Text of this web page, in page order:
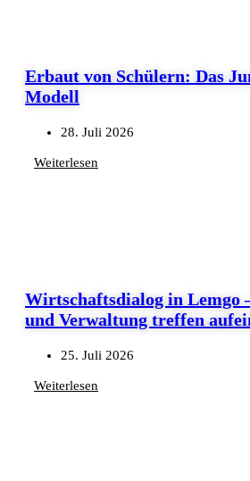
Erbaut von Schülern: Das
Modell
28. Juli 2026
Weiterlesen
Wirtschaftsdialog in Lemgo
und Verwaltung treffen
25. Juli 2026
Weiterlesen